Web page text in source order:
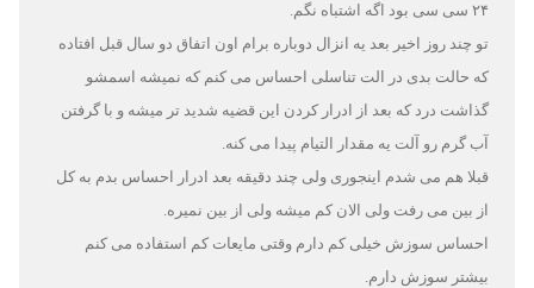
۲۴ سی سی بود اگه اشتباه نگم.
تو چند روز اخیر بعد یه انزال دوباره برام اون اتفاق دو سال قبل افتاده
که حالت بدی در الت تناسلی احساس می کنم که نمیشه اسمشو
گذاشت درد که بعد از ادرار کردن این قضیه شدید تر میشه و با گرفتن
آب گرم رو آلت یه مقدار التیام پیدا می کنه.
قبلا هم می شدم اینجوری ولی چند دقیقه بعد ادرار احساس بدم به کل
از بین می رفت ولی الان کم میشه ولی از بین نمیره.
احساس سوزش خیلی کم دارم وقتی مایعات کم استفاده می کنم
بیشتر سوزش دارم.